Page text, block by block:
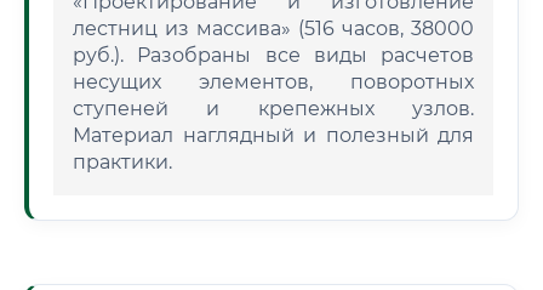
лестниц из массива» (516 часов, 38000
руб.). Разобраны все виды расчетов
несущих элементов, поворотных
ступеней и крепежных узлов.
Материал наглядный и полезный для
практики.